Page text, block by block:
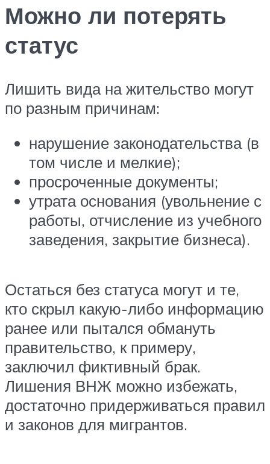
Можно ли потерять
статус
Лишить вида на жительство могут
по разным причинам:
нарушение законодательства (в
том числе и мелкие);
просроченные документы;
утрата основания (увольнение с
работы, отчисление из учебного
заведения, закрытие бизнеса).
Остаться без статуса могут и те,
кто скрыл какую-либо информацию
ранее или пытался обмануть
правительство, к примеру,
заключил фиктивный брак.
Лишения ВНЖ можно избежать,
достаточно придерживаться правил
и законов для мигрантов.